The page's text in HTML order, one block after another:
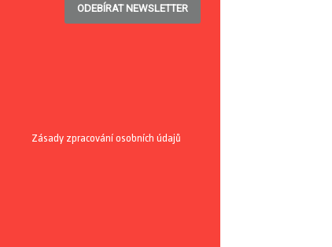
ODEBÍRAT NEWSLETTER
Zásady zpracování osobních údajů